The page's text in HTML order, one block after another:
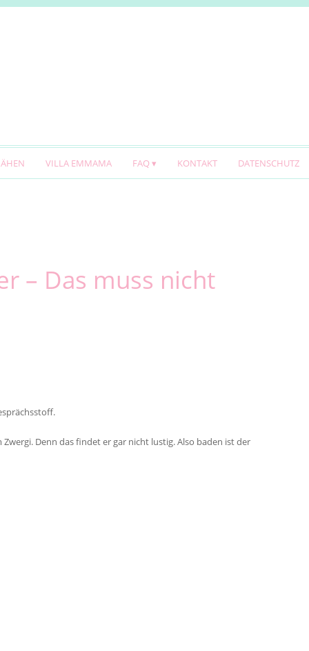
VILLA EMMAMA FAQ KONTAKT DATENSCHUTZ
– Das muss nicht
Zwergi. Denn das findet er gar nicht lustig. Also baden ist der